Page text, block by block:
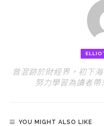
曾混跡於財經界，初下
努力學習為讀者帶
YOU MIGHT ALSO LIKE